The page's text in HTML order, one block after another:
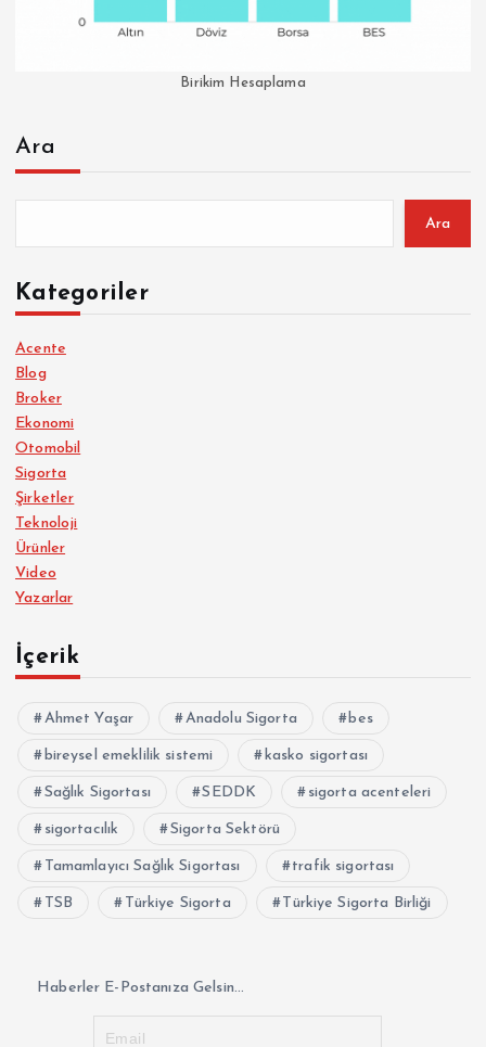
Birikim Hesaplama
Ara
Ara
Kategoriler
Acente
Blog
Broker
Ekonomi
Otomobil
Sigorta
Şirketler
Teknoloji
Ürünler
Video
Yazarlar
İçerik
Ahmet Yaşar Anadolu Sigorta bes
bireysel emeklilik sistemi kasko sigortası
Sağlık Sigortası SEDDK sigorta acenteleri
sigortacılık Sigorta Sektörü
Tamamlayıcı Sağlık Sigortası trafik sigortası
TSB Türkiye Sigorta Türkiye Sigorta Birliği
Haberler E-Postanıza Gelsin...